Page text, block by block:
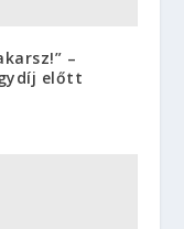
–
előtt